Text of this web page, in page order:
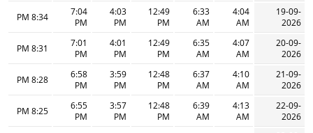
19-09-
2026
4:04
AM
6:33
AM
12:49
PM
4:03
PM
7:04
PM
8:34 PM
20-09-
2026
4:07
AM
6:35
AM
12:49
PM
4:01
PM
7:01
PM
8:31 PM
21-09-
2026
4:10
AM
6:37
AM
12:48
PM
3:59
PM
6:58
PM
8:28 PM
22-09-
2026
4:13
AM
6:39
AM
12:48
PM
3:57
PM
6:55
PM
8:25 PM